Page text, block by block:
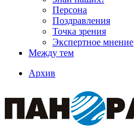
Персона
Поздравления
Точка зрения
Экспертное мнение
Между тем
Архив